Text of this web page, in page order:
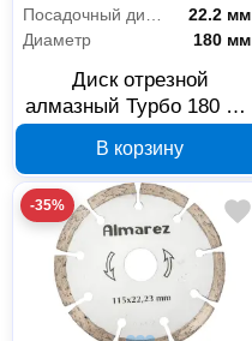
22.2 мм
Диаметр
180 мм
Диск отрезной
алмазный Турбо 180 мм
В корзину
-35%